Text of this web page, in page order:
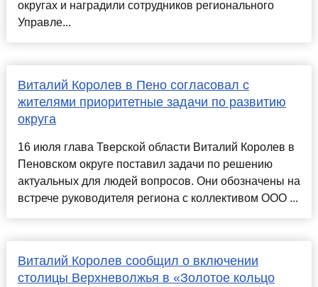
округах и наградили сотрудников регионального
Управле...
Виталий Королев в Пено согласовал с
жителями приоритетные задачи по развитию
округа
16 июля глава Тверской области Виталий Королев в
Пеновском округе поставил задачи по решению
актуальных для людей вопросов. Они обозначены на
встрече руководителя региона с коллективом ООО ...
Виталий Королев сообщил о включении
столицы Верхневолжья в «Золотое кольцо